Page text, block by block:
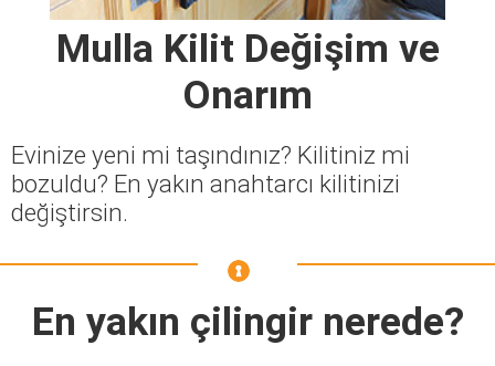
Mulla Kilit Değişim ve
Onarım
Evinize yeni mi taşındınız? Kilitiniz mi
bozuldu? En yakın anahtarcı kilitinizi
değiştirsin.
En yakın çilingir nerede?